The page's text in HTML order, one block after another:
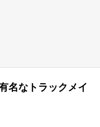
名なトラックメイ